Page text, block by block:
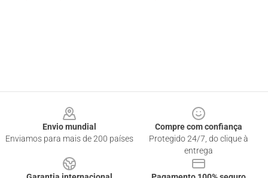
Envio mundial
Enviamos para mais de 200 países
Compre com confiança
Protegido 24/7, do clique à
entrega